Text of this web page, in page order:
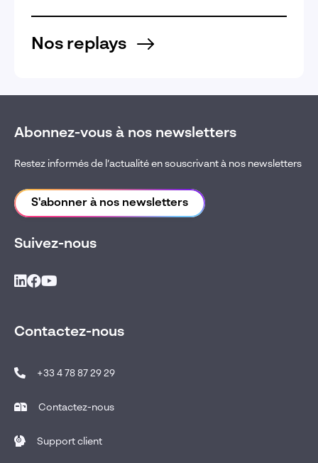
Nos replays
Abonnez-vous à nos newsletters
Restez informés de l’actualité en souscrivant à nos newsletters
S'abonner à nos newsletters
Suivez-nous
Contactez-nous
+33 4 78 87 29 29
Contactez-nous
Support client